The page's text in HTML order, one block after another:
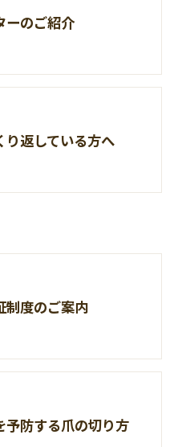
ーのご紹介
り返している方へ
制度のご案内
予防する爪の切り方